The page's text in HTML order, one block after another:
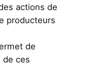
actions de
producteurs
de
de ces